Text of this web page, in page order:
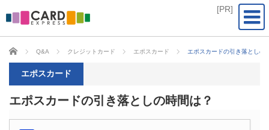
CARD EXPRESS
Q&A クレジットカード エポスカード エポスカードの引き落としの
エポスカード
エポスカードの引き落としの時間は？